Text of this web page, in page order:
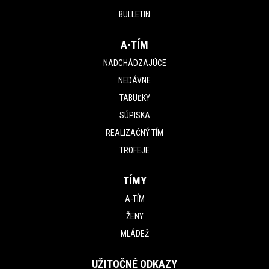
BULLETIN
A-TÍM
NADCHÁDZAJÚCE
NEDÁVNE
TABUĽKY
SÚPISKA
REALIZAČNÝ TÍM
TROFEJE
TÍMY
A-TÍM
ŽENY
MLÁDEŽ
UŽITOČNÉ ODKAZY